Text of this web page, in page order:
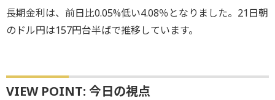
長期金利は、前日比0.05%低い4.08％となりました。21日朝
のドル円は157円台半ばで推移しています。
VIEW POINT: 今日の視点